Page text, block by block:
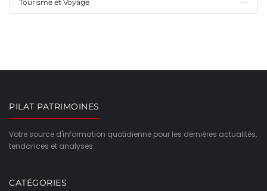
Tourisme et Voyage
PILAT PATRIMOINES
Votre source d'information quotidienne pour les dernières actualités,
tendances et analyses.
CATÉGORIES